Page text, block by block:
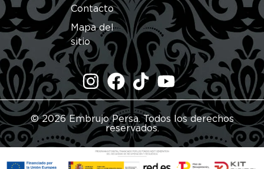
Contacto
Mapa del
sitio
© 2026 Embrujo Persa. Todos los derechos
reservados.